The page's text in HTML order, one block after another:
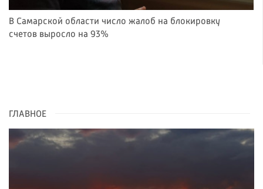
В Самарской области число жалоб на блокировку
счетов выросло на 93%
ГЛАВНОЕ